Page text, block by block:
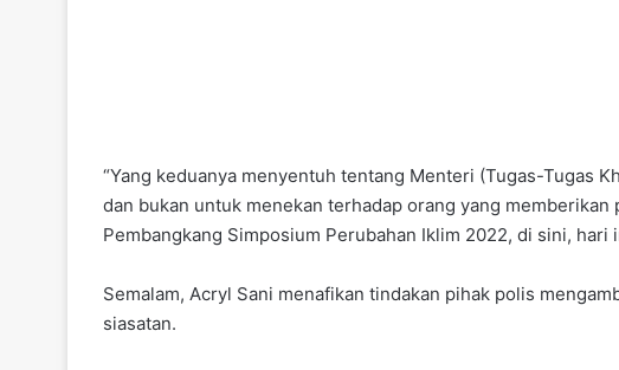
“Yang keduanya menyentuh tentang Menteri (Tugas-Tugas
dan bukan untuk menekan terhadap orang yang
Pembangkang Simposium Perubahan Iklim 2022, di sini, hari
Semalam, Acryl Sani menafikan tindakan pihak polis
siasatan.